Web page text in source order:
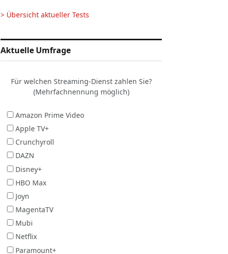
> Übersicht aktueller Tests
Aktuelle Umfrage
Für welchen Streaming-Dienst zahlen Sie?
(Mehrfachnennung möglich)
Amazon Prime Video
Apple TV+
Crunchyroll
DAZN
Disney+
HBO Max
Joyn
MagentaTV
Mubi
Netflix
Paramount+